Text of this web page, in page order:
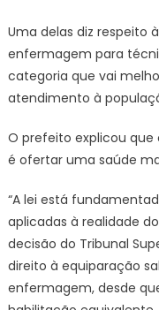
Uma delas diz respeito
enfermagem para
categoria que vai
atendimento à
O prefeito explicou que
é ofertar uma saúde
“A lei está
aplicadas à realidade
decisão do Tribunal
direito à equiparação
enfermagem, desde